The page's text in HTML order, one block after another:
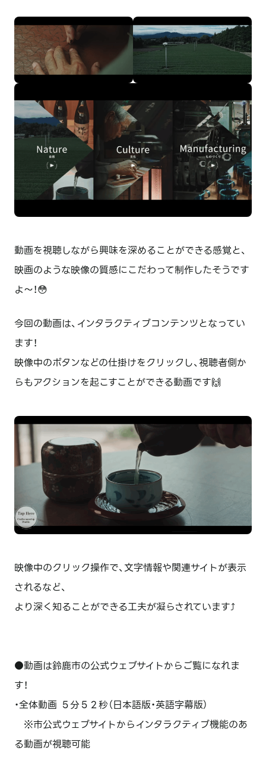
動画を視聴しながら興味を深めることができる感覚と、
映画のような映像の質感にこだわって制作したそうです
よ～！😳
今回の動画は、インタラクティブコンテンツとなってい
ます！
映像中のボタンなどの仕掛けをクリックし、視聴者側か
らもアクションを起こすことができる動画です🙌
映像中のクリック操作で、文字情報や関連サイトが表示
されるなど、
より深く知ることができる工夫が凝らされています⤴️
●動画は鈴鹿市の公式ウェブサイトからご覧になれま
す！
・全体動画 ５分５２秒（日本語版・英語字幕版）
※市公式ウェブサイトからインタラクティブ機能のあ
る動画が視聴可能